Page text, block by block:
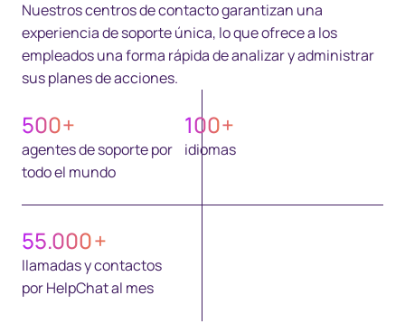
Nuestros centros de contacto garantizan una
experiencia de soporte única, lo que ofrece a los
empleados una forma rápida de analizar y administrar
sus planes de acciones.
500+
agentes de soporte por
todo el mundo
100+
idiomas
55.000+
llamadas y contactos
por HelpChat al mes